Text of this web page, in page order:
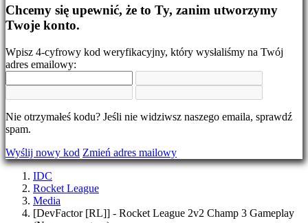
DE
EL
EN
FI
FR
KO
NL
PL
PT
Chcemy się upewnić, że to Ty, zanim utworzymy
Twoje konto.
Wpisz 4-cyfrowy kod weryfikacyjny, który wysłaliśmy na Twój
adres emailowy:
Nie otrzymałeś kodu? Jeśli nie widziwsz naszego emaila, sprawdź
spam.
Wyślij nowy kod Zmień adres mailowy
IDC
Rocket League
Media
[DevFactor [RL]] - Rocket League 2v2 Champ 3 Gameplay